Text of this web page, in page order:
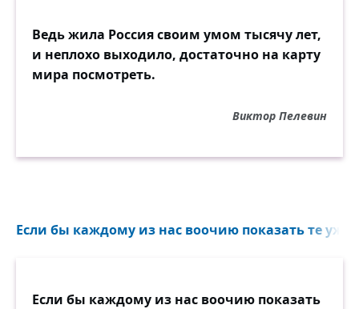
Ведь жила Россия своим умом тысячу лет,
и неплохо выходило, достаточно на карту
мира посмотреть.
Виктор Пелевин
Если бы каждому из нас воочию показать те
Если бы каждому из нас воочию показать